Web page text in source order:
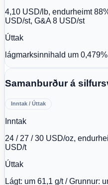
4,10 USD/lb, endurheimt
USD/st, G&A 8 USD/st
Úttak
lágmarksinnihald um
Samanburður á
Inntak / Úttak
Inntak
24 / 27 / 30 USD/oz,
USD/t
Úttak
Lágt: um 61,1 g/t / Grunnur: